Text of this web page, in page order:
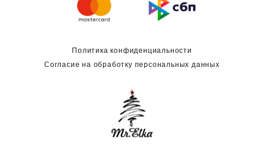
Политика конфиденциальности
Согласие на обработку персональных данных